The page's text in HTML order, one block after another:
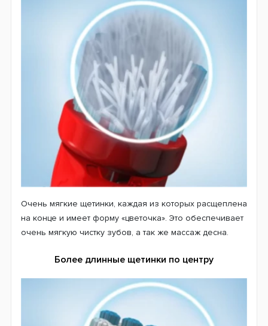
Сменнные насадки Oral-B EB10 были разработаны для
и потребностей при проведении процедуры очистки.
Сменные насадки позволят ребенку уже с раннего
возраста привыкать к правильному уходу за зубами и
всей полостью рта.